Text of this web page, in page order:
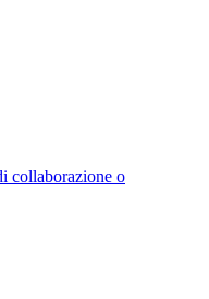
collaborazione o